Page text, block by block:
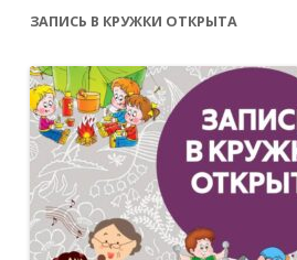
ЗАПИСЬ В КРУЖКИ ОТКРЫТА